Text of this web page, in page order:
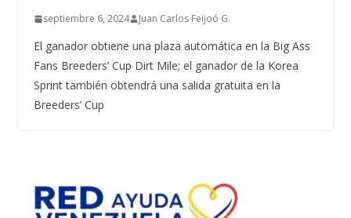
septiembre 6, 2024 Juan Carlos Feijoó G.
El ganador obtiene una plaza automática en la Big Ass
Fans Breeders’ Cup Dirt Mile; el ganador de la Korea
Sprint también obtendrá una salida gratuita en la
Breeders’ Cup